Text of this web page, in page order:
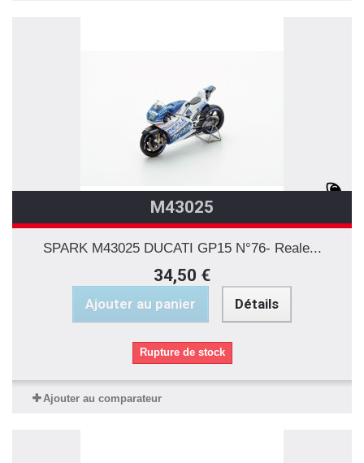
M43025
SPARK M43025 DUCATI GP15 N°76- Reale...
34,50 €
Ajouter au panier Détails
Rupture de stock
Ajouter au comparateur